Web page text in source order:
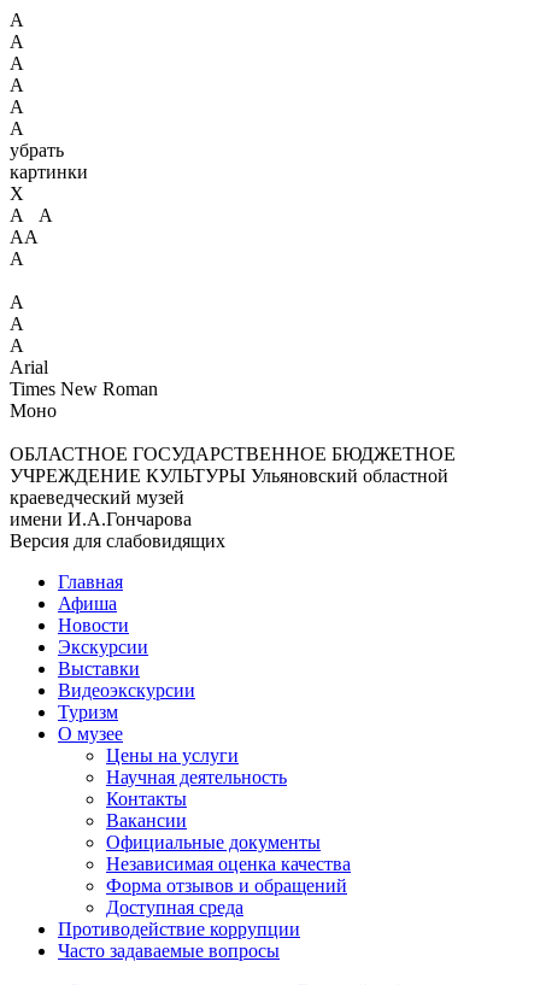
А
А
А
А
А
А
убрать
картинки
X
А А
АА
А
А
А
А
Arial
Times New Roman
Моно
ОБЛАСТНОЕ ГОСУДАРСТВЕННОЕ БЮДЖЕТНОЕ
УЧРЕЖДЕНИЕ КУЛЬТУРЫ Ульяновский областной
краеведческий музей
имени И.А.Гончарова
Версия для слабовидящих
Главная
Афиша
Новости
Экскурсии
Выставки
Видеоэкскурсии
Туризм
О музее
Цены на услуги
Научная деятельность
Контакты
Вакансии
Официальные документы
Независимая оценка качества
Форма отзывов и обращений
Доступная среда
Противодействие коррупции
Часто задаваемые вопросы